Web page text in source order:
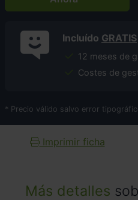
Más detalles
Incluído GRATIS
12 meses de
Costes de
* Precio válido salvo error
Imprimir ficha